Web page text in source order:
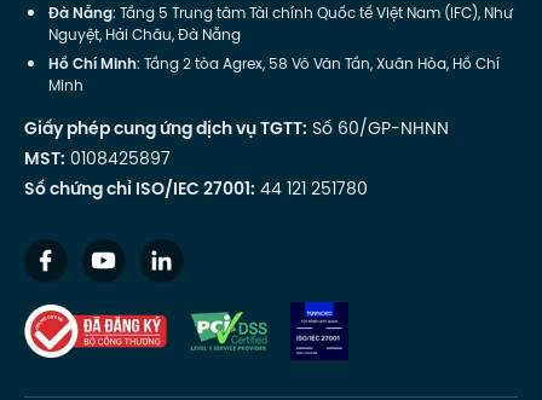
Đà Nẵng: Tầng 5 Trung tâm Tài chính Quốc tế Việt Nam (IFC), Như
Nguyệt, Hải Châu, Đà Nẵng
Hồ Chí Minh: Tầng 2 tòa Agrex, 58 Võ Văn Tần, Xuân Hòa, Hồ Chí
Minh
Giấy phép cung ứng dịch vụ TGTT: Số 60/GP-NHNN
MST: 0108425897
Số chứng chỉ ISO/IEC 27001: 44 121 251780